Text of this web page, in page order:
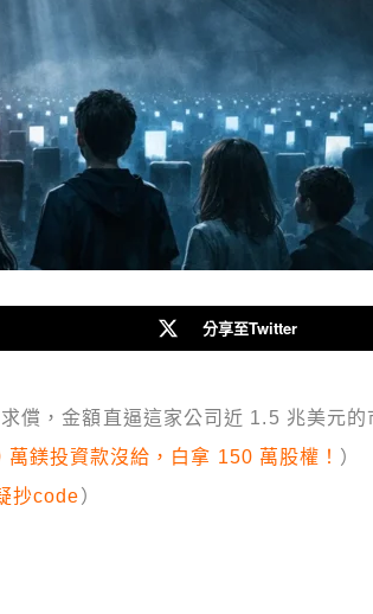
分享至Twitter
償，金額直逼這家公司近 1.5 兆美元的
鎂投資款沒給，白拿 150 萬股權！ ）
抄code）